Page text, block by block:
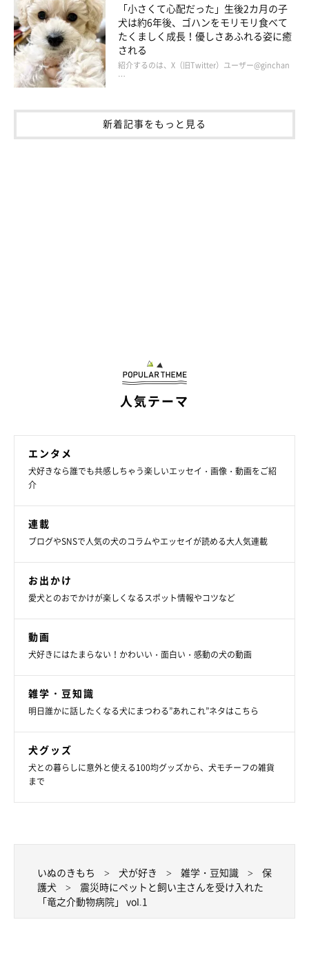
「小さくて心配だった」生後2カ月の子
犬は約6年後、ゴハンをモリモリ食べて
たくましく成長！優しさあふれる姿に癒
される
紹介するのは、X（旧Twitter）ユーザー@ginchan
…
新着記事をもっと見る
人気テーマ
エンタメ
犬好きなら誰でも共感しちゃう楽しいエッセイ・画像・動画をご紹
介
連載
ブログやSNSで人気の犬のコラムやエッセイが読める大人気連載
お出かけ
愛犬とのおでかけが楽しくなるスポット情報やコツなど
動画
犬好きにはたまらない！かわいい・面白い・感動の犬の動画
雑学・豆知識
明日誰かに話したくなる犬にまつわる”あれこれ”ネタはこちら
犬グッズ
犬との暮らしに意外と使える100均グッズから、犬モチーフの雑貨
まで
いぬのきもち 犬が好き 雑学・豆知識
保
護犬
震災時にペットと飼い主さんを受け入れた
「竜之介動物病院」 vol.1